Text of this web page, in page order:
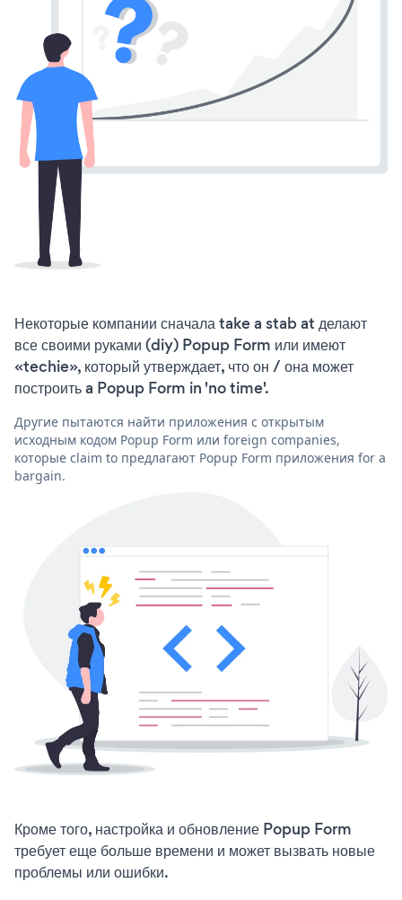
Некоторые компании сначала take a stab at делают
все своими руками (diy) Popup Form или имеют
«techie», который утверждает, что он / она может
построить a Popup Form in 'no time'.
Другие пытаются найти приложения с открытым
исходным кодом Popup Form или foreign companies,
которые claim to предлагают Popup Form приложения for a
bargain.
Кроме того, настройка и обновление Popup Form
требует еще больше времени и может вызвать новые
проблемы или ошибки.